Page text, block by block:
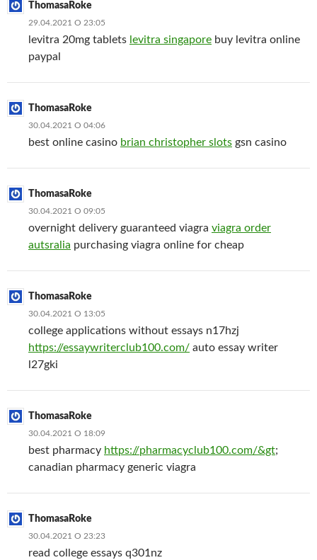
ThomasaRoke
29.04.2021 О 23:05
levitra 20mg tablets levitra singapore buy levitra online
paypal
ThomasaRoke
30.04.2021 О 04:06
best online casino brian christopher slots gsn casino
ThomasaRoke
30.04.2021 О 09:05
overnight delivery guaranteed viagra viagra order
autsralia purchasing viagra online for cheap
ThomasaRoke
30.04.2021 О 13:05
college applications without essays n17hzj
https://essaywriterclub100.com/ auto essay writer
l27gki
ThomasaRoke
30.04.2021 О 18:09
best pharmacy https://pharmacyclub100.com/&gt;
canadian pharmacy generic viagra
ThomasaRoke
30.04.2021 О 23:23
read college essays q301nz